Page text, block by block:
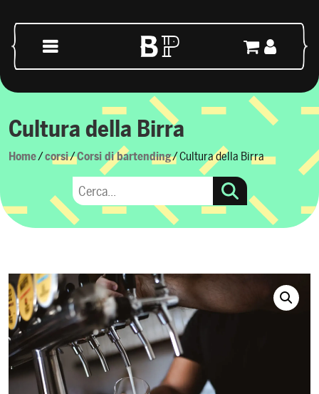
Main Navigation
Cultura della Birra
Home/corsi/Corsi di bartending/ Cultura della Birra